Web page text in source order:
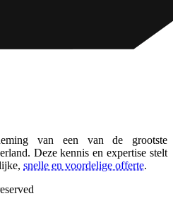
van een van de grootste
Deze kennis en expertise stelt
snelle en voordelige offerte.